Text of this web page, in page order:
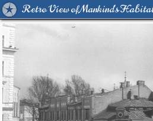
Retro View of Mankind's